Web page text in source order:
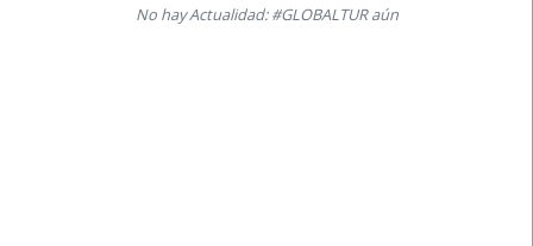
No hay Actualidad: #GLOBALTUR aún